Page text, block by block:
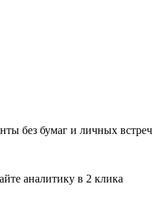
без бумаг и личных встреч
аналитику в 2 клика